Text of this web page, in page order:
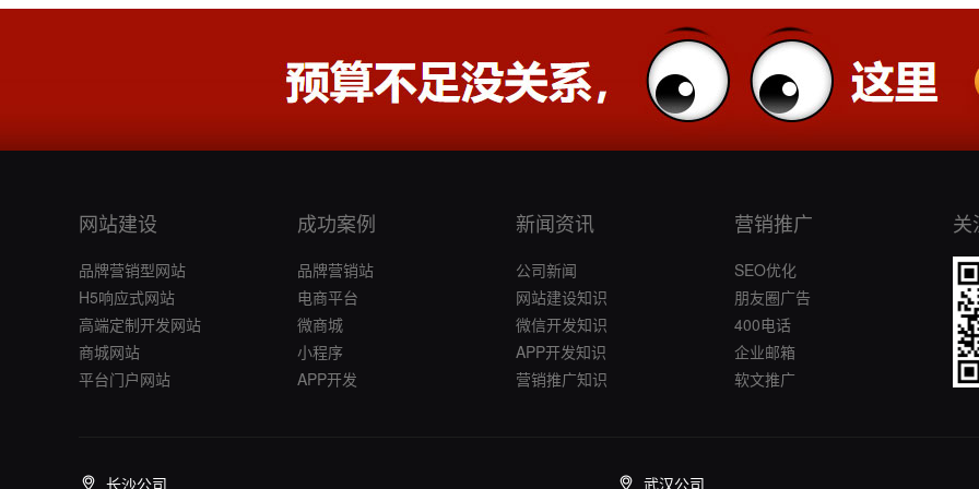
网站建设
品牌营销型网站
H5响应式网站
高端定制开发网站
商城网站
平台门户网站
成功案例
品牌营销站
电商平台
微商城
小程序
APP开发
新闻资讯
公司新闻
网站建设知识
微信开发知识
APP开发知识
营销推广知识
营销推广
SEO优化
朋友圈广告
400电话
企业邮箱
软文推广
关
长沙公司 武汉公司